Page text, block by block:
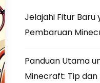
Jelajahi Fitur Baru
Pembaruan
Panduan Utama
Minecraft: Tip dan